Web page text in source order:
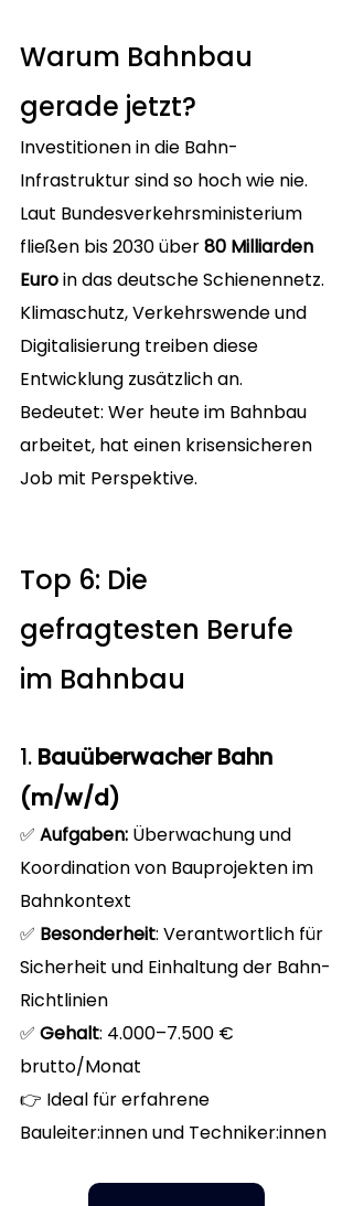
Warum Bahnbau
gerade jetzt?
Investitionen in die Bahn-
Infrastruktur sind so hoch wie nie.
Laut Bundesverkehrsministerium
fließen bis 2030 über 80 Milliarden
Euro in das deutsche Schienennetz.
Klimaschutz, Verkehrswende und
Digitalisierung treiben diese
Entwicklung zusätzlich an.
Bedeutet: Wer heute im Bahnbau
arbeitet, hat einen krisensicheren
Job mit Perspektive.
Top 6: Die
gefragtesten Berufe
im Bahnbau
1. Bauüberwacher Bahn
(m/w/d)
✅ Aufgaben: Überwachung und
Koordination von Bauprojekten im
Bahnkontext
✅ Besonderheit: Verantwortlich für
Sicherheit und Einhaltung der Bahn-
Richtlinien
✅ Gehalt: 4.000–7.500 €
brutto/Monat
👉 Ideal für erfahrene
Bauleiter:innen und Techniker:innen